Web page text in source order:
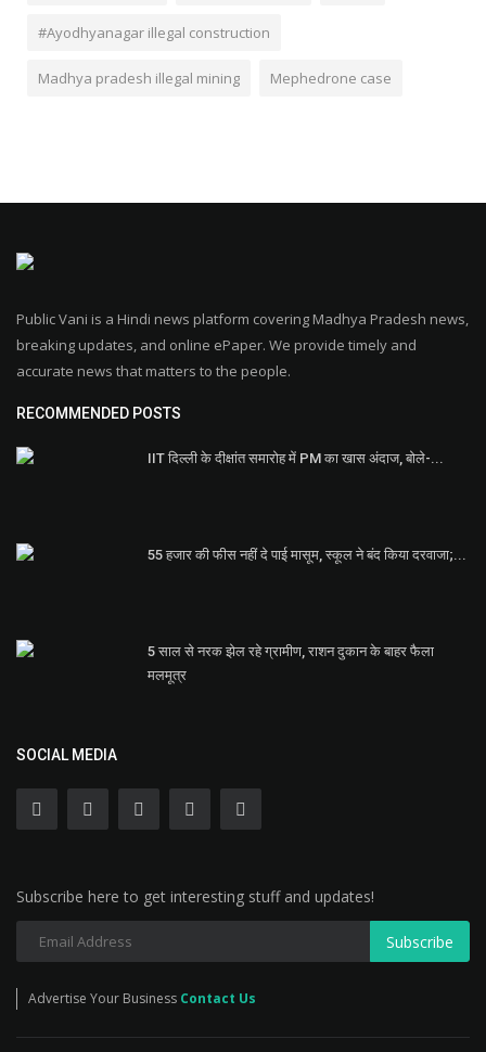
#Ayodhyanagar illegal construction
Madhya pradesh illegal mining Mephedrone case
Public Vani is a Hindi news platform covering Madhya Pradesh news,
breaking updates, and online ePaper. We provide timely and
accurate news that matters to the people.
RECOMMENDED POSTS
IIT दिल्ली के दीक्षांत समारोह में PM का खास अंदाज, बोले-...
55 हजार की फीस नहीं दे पाई मासूम, स्कूल ने बंद किया दरवाजा;...
5 साल से नरक झेल रहे ग्रामीण, राशन दुकान के बाहर फैला
मलमूत्र
SOCIAL MEDIA
Subscribe here to get interesting stuff and updates!
Subscribe
Advertise Your Business Contact Us